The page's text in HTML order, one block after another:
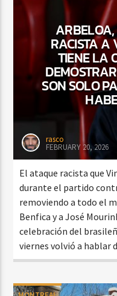
RACISTA A
TIENE LA
SON SOLO
rasco
FEBRUARY 20, 2026
El ataque racista que
durante el partido
removiendo a todo el
Benfica y a José
celebración del
viernes volvió a